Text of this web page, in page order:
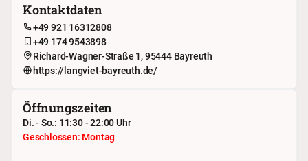
Kontaktdaten
+49 921 16312808
+49 174 9543898
Richard-Wagner-Straße 1, 95444 Bayreuth
https://langviet-bayreuth.de/
Öffnungszeiten
Di. - So.: 11:30 - 22:00 Uhr
Geschlossen: Montag